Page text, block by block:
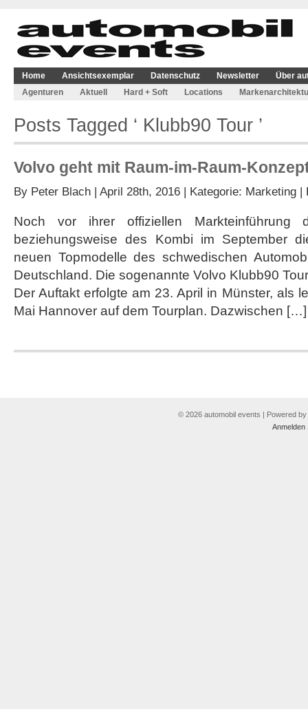
Home Ansichtsexemplar Datenschutz Newsletter
Über
Agenturen
Aktuell Hard + Soft Locations
Posts Tagged ‘ Klubb90 Tour ’
Volvo geht mit Raum-im-Raum-
By Peter Blach | April 28th, 2016 | Kategorie: Marketing |
Noch vor ihrer offiziellen Markteinführung
beziehungsweise des Kombi im September
neuen Topmodelle des schwedischen
Deutschland. Die sogenannte Volvo Klubb90
Der Auftakt erfolgte am 23. April in Münster, als
Mai Hannover auf dem Tourplan. Dazwischen […]
© 2026 automobil events | Powered by
Anmelden|